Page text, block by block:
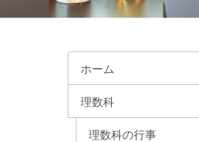
ホーム
理数科
理数科の行事